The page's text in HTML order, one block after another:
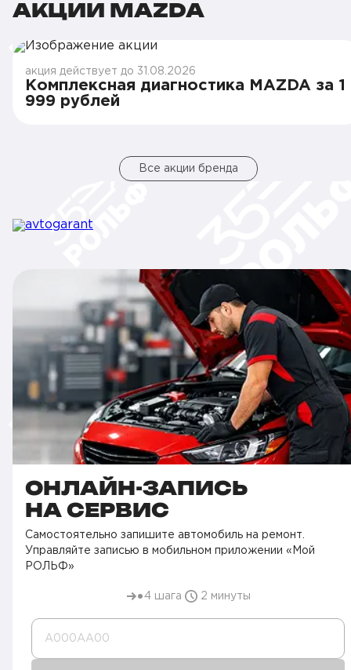
АКЦИИ MAZDA
акция действует до 31.08.2026
Комплексная диагностика MAZDA за 1
999 рублей
Все акции бренда
ОНЛАЙН-ЗАПИСЬ
НА СЕРВИС
Самостоятельно запишите автомобиль на ремонт.
Управляйте записью в мобильном приложении «Мой
РОЛЬФ»
4 шага 2 минуты
А000AA00